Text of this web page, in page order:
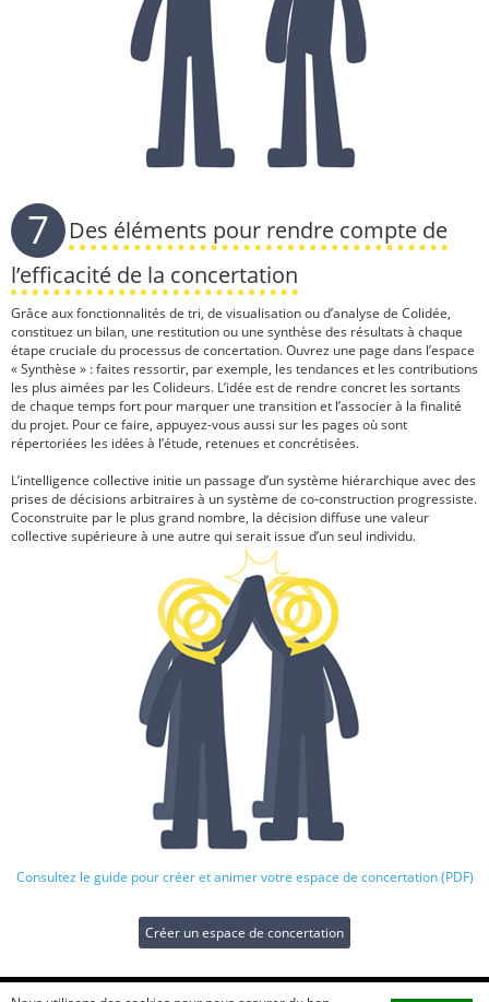
7
Des éléments pour rendre compte de
l’efficacité de la concertation
Grâce aux fonctionnalités de tri, de visualisation ou d’analyse de Colidée,
constituez un bilan, une restitution ou une synthèse des résultats à chaque
étape cruciale du processus de concertation. Ouvrez une page dans l’espace
« Synthèse » : faites ressortir, par exemple, les tendances et les contributions
les plus aimées par les Colideurs. L’idée est de rendre concret les sortants
de chaque temps fort pour marquer une transition et l’associer à la finalité
du projet. Pour ce faire, appuyez-vous aussi sur les pages où sont
répertoriées les idées à l’étude, retenues et concrétisées.
L’intelligence collective initie un passage d’un système hiérarchique avec des
prises de décisions arbitraires à un système de co-construction progressiste.
Coconstruite par le plus grand nombre, la décision diffuse une valeur
collective supérieure à une autre qui serait issue d’un seul individu.
Consultez le guide pour créer et animer votre espace de concertation (PDF)
Créer un espace de concertation